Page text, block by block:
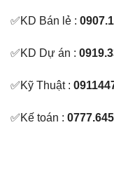
✅KD Bán lẻ :
✅KD Dự án :
✅Kỹ Thuật :
✅Kế toán :